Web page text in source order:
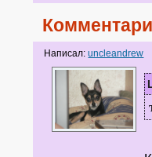
Написал:uncleandrew